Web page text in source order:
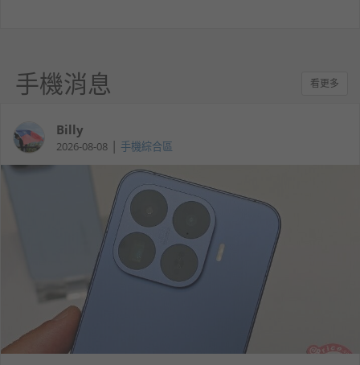
手機消息 看更多
Billy
2026-08-08 | 手機綜合區